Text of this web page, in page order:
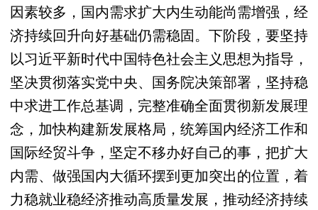
因素较多，国内需求扩大内生动能尚需增强，经
济持续回升向好基础仍需稳固。下阶段，要坚持
以习近平新时代中国特色社会主义思想为指导，
坚决贯彻落实党中央、国务院决策部署，坚持稳
中求进工作总基调，完整准确全面贯彻新发展理
念，加快构建新发展格局，统筹国内经济工作和
国际经贸斗争，坚定不移办好自己的事，把扩大
内需、做强国内大循环摆到更加突出的位置，着
力稳就业稳经济推动高质量发展，推动经济持续